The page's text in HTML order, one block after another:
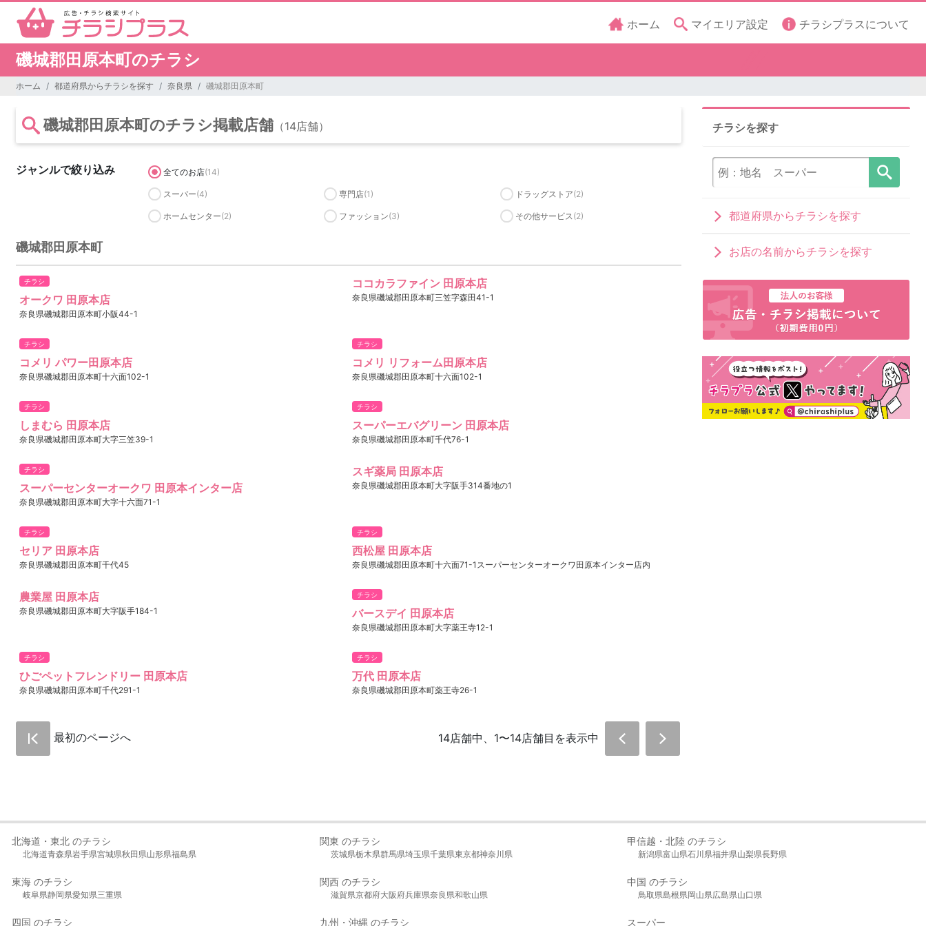
ホーム マイエリア設定 チラシプラスについて
磯城郡田原本町のチラシ
ホーム 都道府県からチラシを探す 奈良県 磯城郡田原本町
磯城郡田原本町のチラシ掲載店舗 （14店舗）
ジャンルで絞り込み 全てのお店(14)
スーパー(4) 専門店(1) ドラッグストア(2)
ホームセンター(2) ファッション(3) その他サービス(2)
磯城郡田原本町
チラシ
オークワ 田原本店
奈良県磯城郡田原本町小阪44-1
ココカラファイン 田原本店
奈良県磯城郡田原本町三笠字森田41-1
チラシ
コメリ パワー田原本店
奈良県磯城郡田原本町十六面102-1
チラシ
コメリ リフォーム田原本店
奈良県磯城郡田原本町十六面102-1
チラシ
しまむら 田原本店
奈良県磯城郡田原本町大字三笠39-1
チラシ
スーパーエバグリーン 田原本店
奈良県磯城郡田原本町千代76-1
チラシ
スーパーセンターオークワ 田原本インター店
奈良県磯城郡田原本町大字十六面71-1
スギ薬局 田原本店
奈良県磯城郡田原本町大字阪手314番地の1
チラシ
セリア 田原本店
奈良県磯城郡田原本町千代45
チラシ
西松屋 田原本店
奈良県磯城郡田原本町十六面71-1スーパーセンターオークワ田原本インター店内
農業屋 田原本店
奈良県磯城郡田原本町大字阪手184-1
チラシ
バースデイ 田原本店
奈良県磯城郡田原本町大字薬王寺12-1
チラシ
ひごペットフレンドリー 田原本店
奈良県磯城郡田原本町千代291-1
チラシ
万代 田原本店
奈良県磯城郡田原本町薬王寺26-1
最初のページへ 14店舗中、1〜14店舗目を表示中
チラシを探す
都道府県からチラシを探す
お店の名前からチラシを探す
北海道・東北 のチラシ
北海道青森県岩手県宮城県秋田県山形県福島県
関東 のチラシ
茨城県栃木県群馬県埼玉県千葉県東京都神奈川県
甲信越・北陸 のチラシ
新潟県富山県石川県福井県山梨県長野県
東海 のチラシ
岐阜県静岡県愛知県三重県
関西 のチラシ
滋賀県京都府大阪府兵庫県奈良県和歌山県
中国 のチラシ
鳥取県島根県岡山県広島県山口県
四国 のチラシ 九州・沖縄 のチラシ スーパー